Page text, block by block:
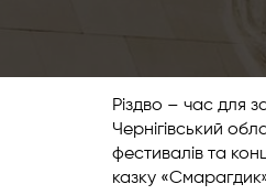
Різдво – час для
Чернігівський
фестивалів та
казку